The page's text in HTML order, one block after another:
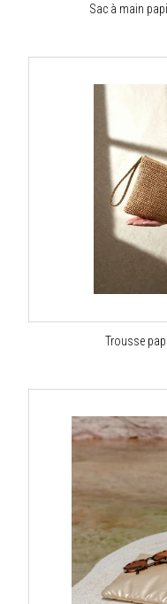
Sac à main
Trousse